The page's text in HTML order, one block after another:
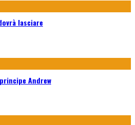
lasciare
Andrew